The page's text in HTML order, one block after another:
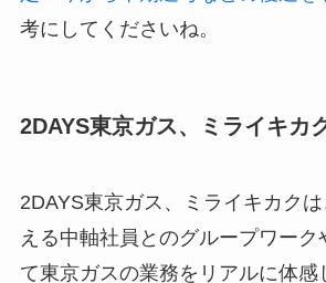
考にしてくださいね。
2DAYS東京ガス、ミライキカ
2DAYS東京ガス、ミライキカク
える中軸社員とのグループワーク
て東京ガスの業務をリアルに体感